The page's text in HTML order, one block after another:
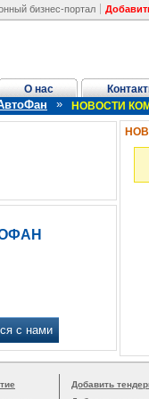
бизнес-портал
О нас
» НОВОСТИ
с нами
Добавить